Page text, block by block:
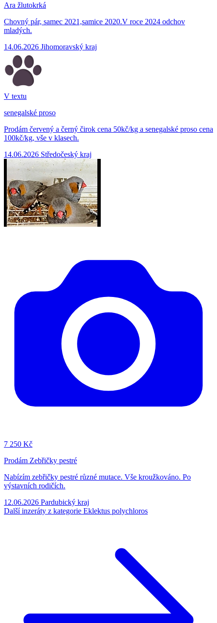
Ara žlutokrká
Chovný pár, samec 2021,samice 2020.V roce 2024 odchov
mladých.
14.06.2026 Jihomoravský kraj
V textu
senegalské proso
Prodám červený a černý čirok cena 50kč/kg a senegalské proso cena
100kč/kg, vše v klasech.
14.06.2026 Středočeský kraj
7 250 Kč
Prodám Zebřičky pestré
Nabízím zebřičky pestré různé mutace. Vše kroužkováno. Po
výstavních rodičích.
12.06.2026 Pardubický kraj
Další inzeráty z kategorie Eklektus polychloros